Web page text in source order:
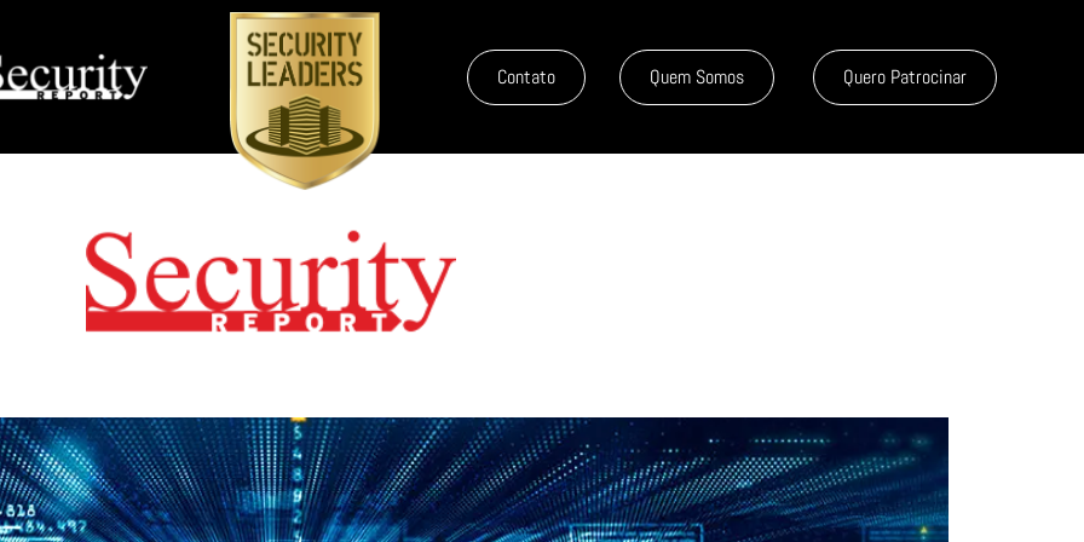
Contato Quem Somos Quero Patrocinar